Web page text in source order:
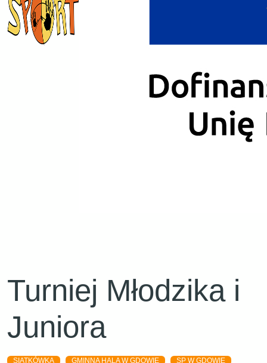
Turniej Młodzika i
Juniora
SIATKÓWKA GMINNA HALA W GDOWIE SP W GDOWIE